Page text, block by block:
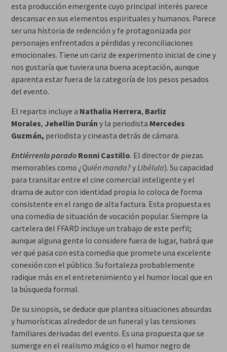
esta producción emergente cuyo principal interés parece
descansar en sus elementos espirituales y humanos. Parece
ser una historia de redención y fe protagonizada por
personajes enfrentados a pérdidas y reconciliaciones
emocionales. Tiene un cariz de experimento inicial de cine y
nos gustaría que tuviera una buena aceptación, aunque
aparenta estar fuera de la categoría de los pesos pesados
del evento.
El reparto incluye a Nathalia Herrera, Barliz
Morales, Jehellin Durán y la periodista Mercedes
Guzmán, periodista y cineasta detrás de cámara.
Entiérrenlo parado Ronni Castillo. El director de piezas
memorables como ¿Quién manda?yLibélula). Su capacidad
para transitar entre el cine comercial inteligente y el
drama de autor con identidad propia lo coloca de forma
consistente en el rango de alta factura. Esta propuesta es
una comedia de situación de vocación popular. Siempre la
cartelera del FFARD incluye un trabajo de este perfil;
aunque alguna gente lo considere fuera de lugar, habrá que
ver qué pasa con esta comedia que promete una excelente
conexión con el público. Su fortaleza probablemente
radique más en el entretenimiento y el humor local que en
la búsqueda formal.
De su sinopsis, se deduce que plantea situaciones absurdas
y humorísticas alrededor de un funeral y las tensiones
familiares derivadas del evento. Es una propuesta que se
sumerge en el realismo mágico o el humor negro de